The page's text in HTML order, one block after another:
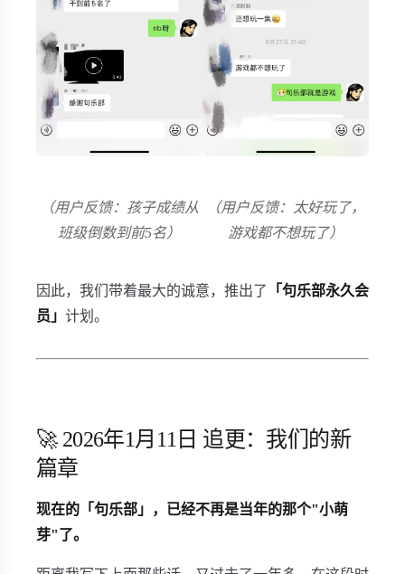
（用户反馈：孩子成绩从
班级倒数到前5名）
（用户反馈：太好玩了，
游戏都不想玩了）
因此，我们带着最大的诚意，推出了
「句乐部永久会
员」 计划。
🚀 2026年1月11日 追更：我们的新
篇章
现在的「句乐部」，已经不再是当年的那个"小萌
芽"了。